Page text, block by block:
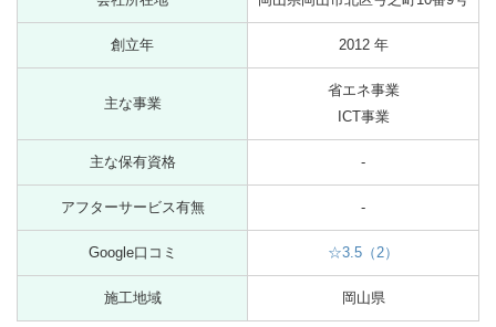
創立年 2012 年
主な事業
省エネ事業
ICT事業
主な保有資格 -
アフターサービス有無 -
Google口コミ ☆3.5（2）
施工地域 岡山県